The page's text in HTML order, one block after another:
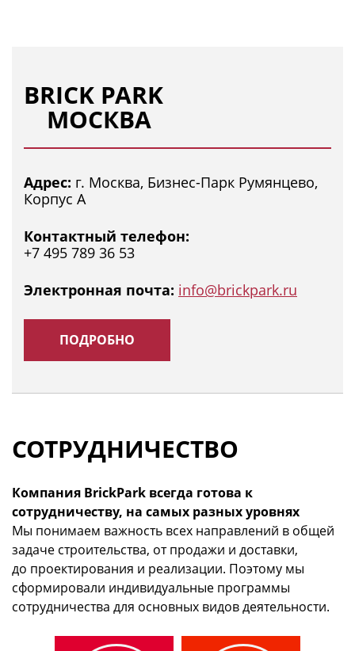
BRICK PARK
МОСКВА
Адрес: г. Москва, Бизнес-Парк Румянцево,
Корпус А
Контактный телефон:
+7 495 789 36 53
Электронная почта: info@brickpark.ru
ПОДРОБНО
СОТРУДНИЧЕСТВО
Компания BrickPark всегда готова к
сотрудничеству, на самых разных уровнях
Мы понимаем важность всех направлений в общей
задаче строительства, от продажи и доставки,
до проектирования и реализации. Поэтому мы
сформировали индивидуальные программы
сотрудничества для основных видов деятельности.